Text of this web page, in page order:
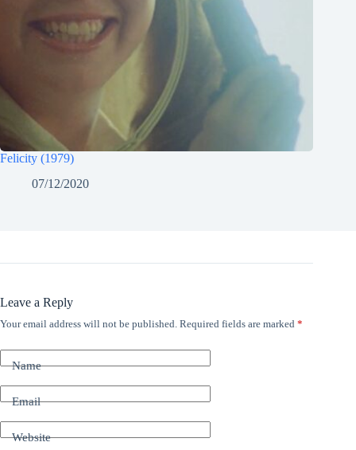
Felicity (1979)
07/12/2020
Leave a Reply
Your email address will not be published. Required fields are marked *
Name
Email
Website